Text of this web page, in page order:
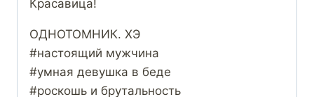
Красавица!
ОДНОТОМНИК. ХЭ
#настоящий мужчина
#умная девушка в беде
#роскошь и брутальность